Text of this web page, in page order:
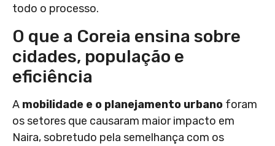
todo o processo.
O que a Coreia ensina sobre
cidades, população e
eficiência
A mobilidade e o planejamento urbano foram
os setores que causaram maior impacto em
Naira, sobretudo pela semelhança com os